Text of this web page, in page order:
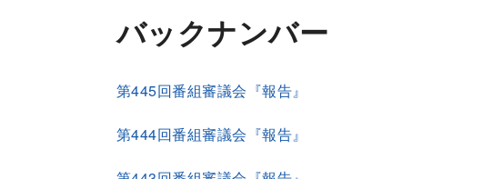
バックナンバー
第445回番組審議会『報告』
第444回番組審議会『報告』